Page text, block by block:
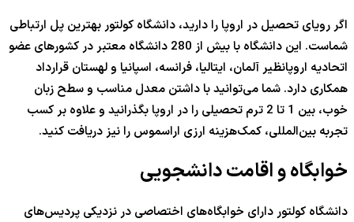
اگر رویای تحصیل در اروپا را دارید، دانشگاه کولتور بهترین پل ارتباطی
شماست. این دانشگاه با بیش از 280 دانشگاه معتبر در کشورهای عضو
اتحادیه اروپانظیر آلمان، ایتالیا، فرانسه، اسپانیا و لهستان قرارداد
همکاری دارد. شما می‌توانید با داشتن معدل مناسب و سطح زبان
خوب، بین 1 تا 2 ترم تحصیلی را در اروپا بگذرانید و علاوه بر کسب
تجربه بین‌المللی، کمک‌هزینه ارزی اراسموس را نیز دریافت کنید.
خوابگاه و اقامت دانشجویی
دانشگاه کولتور دارای خوابگاه‌های اختصاصی در نزدیکی پردیس‌های